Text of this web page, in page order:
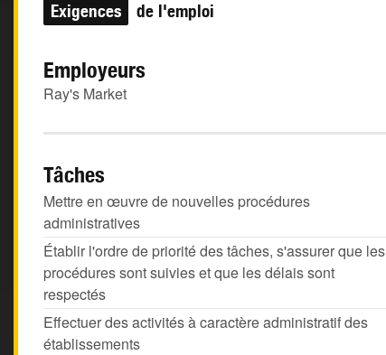
Exigences de l'emploi
Employeurs
Ray's Market
Tâches
Mettre en œuvre de nouvelles procédures
administratives
Établir l'ordre de priorité des tâches, s'assurer que les
procédures sont suivies et que les délais sont
respectés
Effectuer des activités à caractère administratif des
établissements